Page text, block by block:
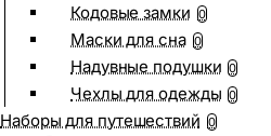
Кодовые замки 0
Маски для сна 0
Надувные подушки 0
Чехлы для одежды 0
Наборы для путешествий 0